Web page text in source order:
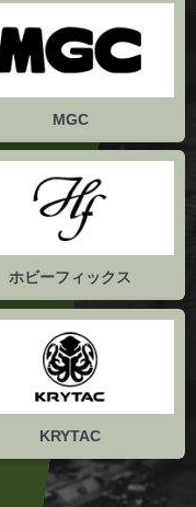
MGC
ホビーフィックス
KRYTAC